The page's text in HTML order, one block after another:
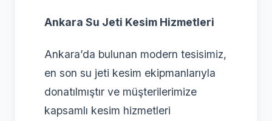
Ankara Su Jeti Kesim Hizmetleri
Ankara’da bulunan modern tesisimiz,
en son su jeti kesim ekipmanlarıyla
donatılmıştır ve müşterilerimize
kapsamlı kesim hizmetleri